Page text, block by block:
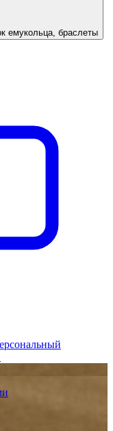
емукольца, браслеты